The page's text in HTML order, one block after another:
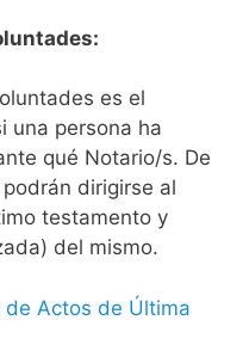
es el
una persona ha
qué Notario/s. De
dirigirse al
testamento y
del mismo.
Actos de Última